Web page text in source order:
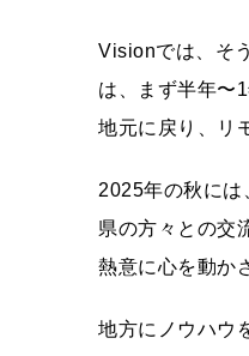
Visionでは、そ
は、まず半年〜
地元に戻り、リ
2025年の秋には
県の⽅々との交
熱意に⼼を動か
地⽅にノウハウ